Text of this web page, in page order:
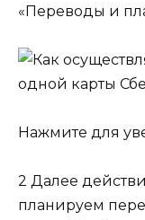
«Переводы и
Нажмите для
2 Далее
планируем